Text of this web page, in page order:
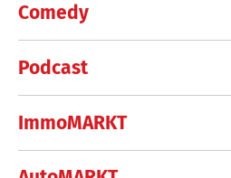
Comedy
Podcast
ImmoMARKT